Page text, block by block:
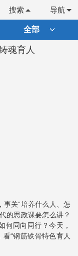
导航
搜索
全部
魂育人
关“培养什么人、怎
的思政课要怎么讲？
何同向同行？今天，
“钢筋铁骨特色育人